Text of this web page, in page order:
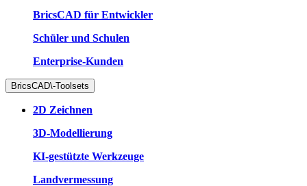
BricsCAD für Entwickler
Schüler und Schulen
Enterprise-Kunden
BricsCAD\-Toolsets
2D Zeichnen
3D-Modellierung
KI-gestützte Werkzeuge
Landvermessung